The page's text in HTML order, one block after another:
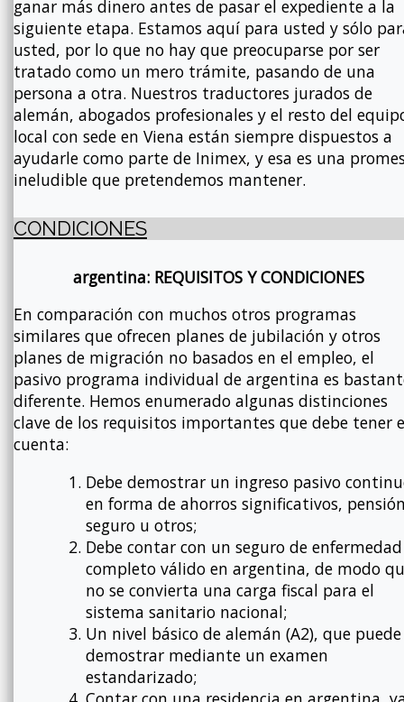
ganar más dinero antes de pasar el expediente a la
siguiente etapa. Estamos aquí para usted y sólo
usted, por lo que no hay que preocuparse por ser
tratado como un mero trámite, pasando de una
persona a otra. Nuestros traductores jurados de
alemán, abogados profesionales y el resto del
local con sede en Viena están siempre dispuestos a
ayudarle como parte de Inimex, y esa es una
ineludible que pretendemos mantener.
CONDICIONES
argentina: REQUISITOS Y CONDICIONES
En comparación con muchos otros programas
similares que ofrecen planes de jubilación y otros
planes de migración no basados en el empleo, el
pasivo programa individual de argentina es
diferente. Hemos enumerado algunas distinciones
clave de los requisitos importantes que debe tener
cuenta:
Debe demostrar un ingreso pasivo
en forma de ahorros significativos,
seguro u otros;
Debe contar con un seguro de enfermedad
completo válido en argentina, de modo
no se convierta una carga fiscal para el
sistema sanitario nacional;
Un nivel básico de alemán (A2), que puede
demostrar mediante un examen
estandarizado;